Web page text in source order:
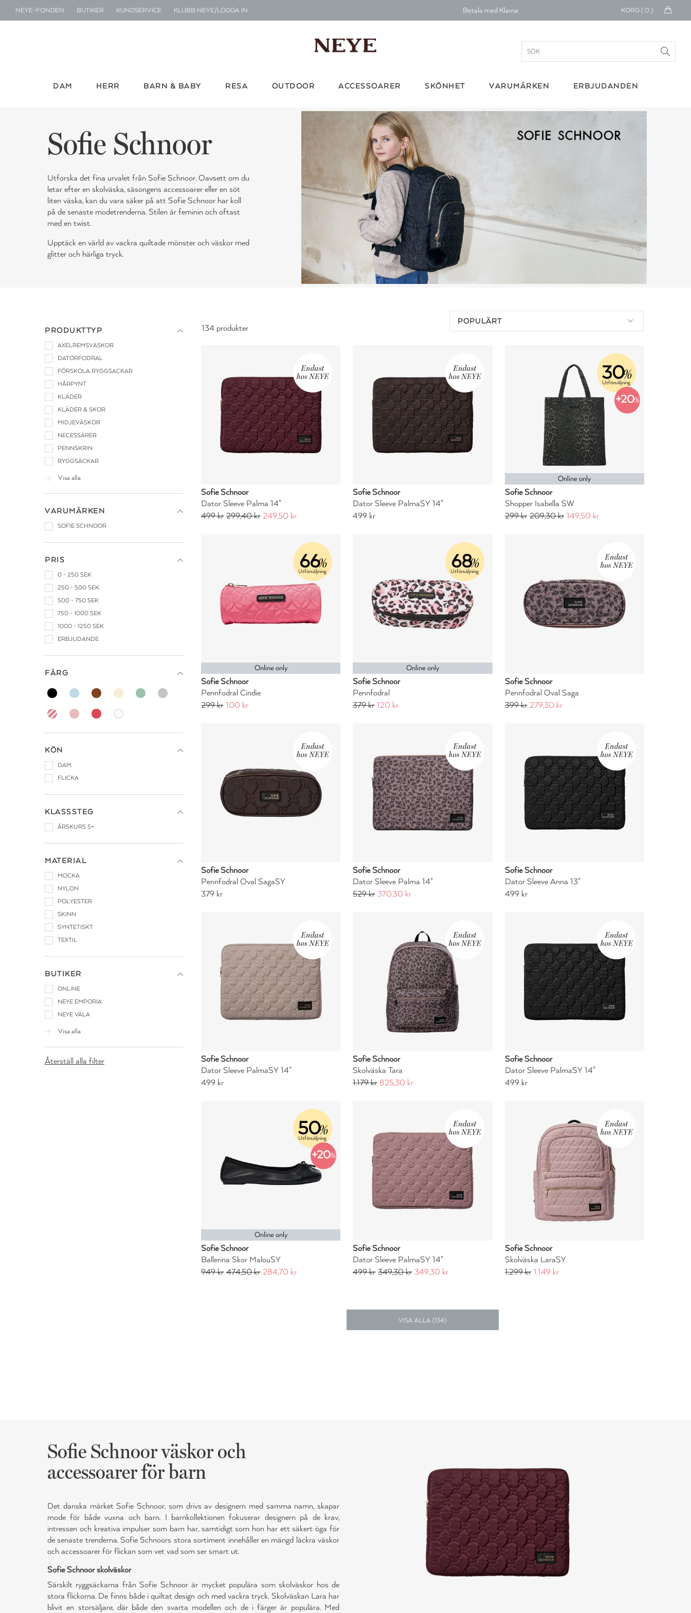
NEYE-FONDEN BUTIKER KUNDSERVICE KLUBB NEYE/LOGGA IN 30 dagars retur
Leverans 1-4 arbetsdagar
30 dagars retur
Betala med Klarna
KORG ( 0 )
DAM HERR BARN & BABY RESA OUTDOOR ACCESSOARER SKÖNHET VARUMÄRKEN ERBJUDANDEN
Sofie Schnoor
Utforska det fina urvalet från Sofie Schnoor. Oavsett om du
letar efter en skolväska, säsongens accessoarer eller en söt
liten väska, kan du vara säker på att Sofie Schnoor har koll
på de senaste modetrenderna. Stilen är feminin och oftast
med en twist.
Upptäck en värld av vackra quiltade mönster och väskor med
glitter och härliga tryck.
POPULÄRT
PRODUKTTYP
AXELREMSVÄSKOR
DATORFODRAL
FÖRSKOLA RYGGSACKAR
HÅRPYNT
KLÄDER
KLÄDER & SKOR
MIDJEVÄSKOR
NECESSÄRER
PENNSKRIN
RYGGSÄCKAR
Visa alla
VARUMÄRKEN
SOFIE SCHNOOR
PRIS
0 - 250 SEK
250 - 500 SEK
500 - 750 SEK
750 - 1000 SEK
1000 - 1250 SEK
ERBJUDANDE
FÄRG
KÖN
DAM
FLICKA
KLASSSTEG
ÅRSKURS 5+
MATERIAL
MOCKA
NYLON
POLYESTER
SKINN
SYNTETISKT
TEXTIL
BUTIKER
ONLINE
NEYE EMPORIA
NEYE VÄLA
Visa alla
Återställ alla filter
134 produkter
Sofie Schnoor
Dator Sleeve Palma 14"
499 kr 299,40 kr 249,50 kr
Sofie Schnoor
Dator Sleeve PalmaSY 14"
499 kr
30%
Utförsäljning
+20%
Online only
Sofie Schnoor
Shopper Isabella SW
299 kr 209,30 kr 149,50 kr
66%
Utförsäljning
Online only
Sofie Schnoor
Pennfodral Cindie
299 kr 100 kr
68%
Utförsäljning
Online only
Sofie Schnoor
Pennfodral
379 kr 120 kr
Sofie Schnoor
Pennfodral Oval Saga
399 kr 279,30 kr
Sofie Schnoor
Pennfodral Oval SagaSY
379 kr
Sofie Schnoor
Dator Sleeve Palma 14"
529 kr 370,30 kr
Sofie Schnoor
Dator Sleeve Anna 13"
499 kr
Sofie Schnoor
Dator Sleeve PalmaSY 14"
499 kr
Sofie Schnoor
Skolväska Tara
1.179 kr 825,30 kr
Sofie Schnoor
Dator Sleeve PalmaSY 14"
499 kr
50%
Utförsäljning
+20%
Online only
Sofie Schnoor
Ballerina Skor MalouSY
949 kr 474,50 kr 284,70 kr
Sofie Schnoor
Dator Sleeve PalmaSY 14"
499 kr 349,30 kr 349,30 kr
Sofie Schnoor
Skolväska LaraSY
1.299 kr 1.149 kr
VISA ALLA (134)
Sofie Schnoor väskor och
accessoarer för barn
Det danska märket Sofie Schnoor, som drivs av designern med samma namn, skapar
mode för både vuxna och barn. I barnkollektionen fokuserar designern på de krav,
intressen och kreativa impulser som barn har, samtidigt som hon har ett säkert öga för
de senaste trenderna. Sofie Schnoors stora sortiment innehåller en mängd läckra väskor
och accessoarer för flickan som vet vad som ser smart ut.
Sofie Schnoor skolväskor
Särskilt ryggsäckarna från Sofie Schnoor är mycket populära som skolväskor hos de
stora flickorna. De finns både i quiltat design och med vackra tryck. Skolväskan Lara har
blivit en storsäljare, där både den svarta modellen och de i färger är populära. Med